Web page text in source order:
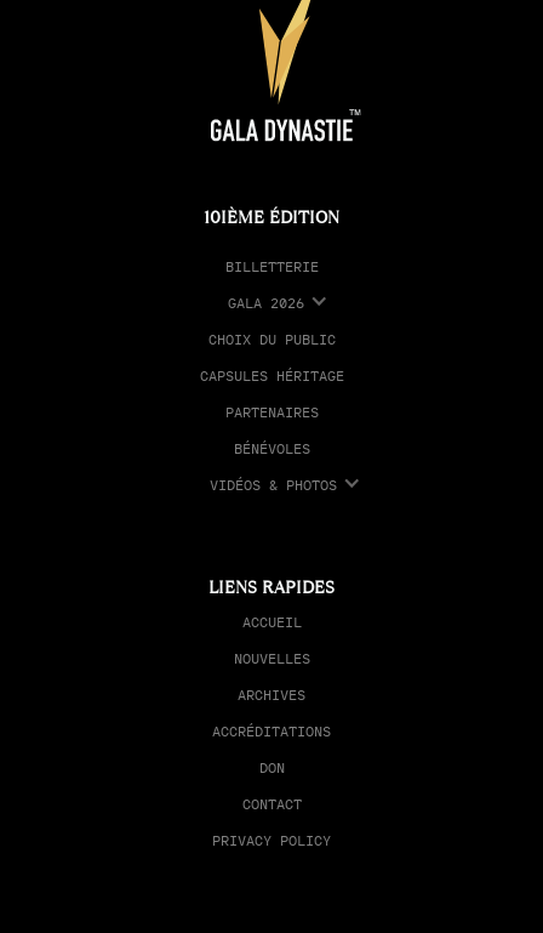
10IÈME ÉDITION
BILLETTERIE
GALA 2026
CHOIX DU PUBLIC
CAPSULES HÉRITAGE
PARTENAIRES
BÉNÉVOLES
VIDÉOS & PHOTOS
LIENS RAPIDES
ACCUEIL
NOUVELLES
ARCHIVES
ACCRÉDITATIONS
DON
CONTACT
PRIVACY POLICY